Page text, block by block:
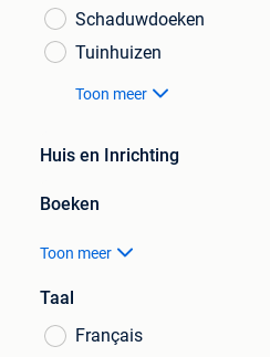
Schaduwdoeken
Tuinhuizen
Toon meer
Huis en Inrichting
Boeken
Toon meer
Taal
Français